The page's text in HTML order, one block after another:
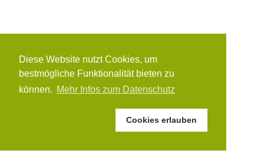
Diese Website nutzt Cookies, um
bestmögliche Funktionalität bieten zu
können. Mehr Infos zum Datenschutz
Cookies erlauben